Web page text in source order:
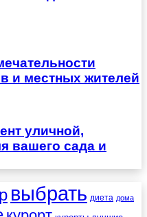
и местных жителей
уличной,
вашего сада и
выбрать диета дома